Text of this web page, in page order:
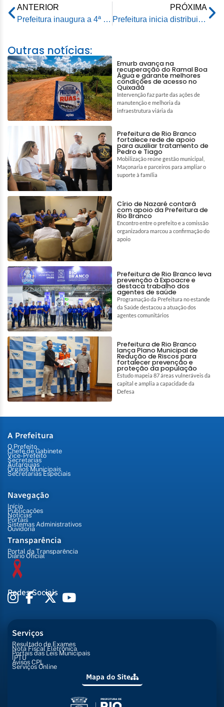
ANTERIOR
Prefeitura inaugura a 4ª célula de aterro sanitário na Unidade de Tratamento de Resíduos Sólidos
PRÓXIMA
Prefeitura inicia distribuição gratuita do fardamento escolar aos alunos da rede municipal
Outras notícias:
Emurb avança na
recuperação do Ramal Boa
Água e garante melhores
condições de acesso no
Quixadá
Intervenção faz parte das ações de
manutenção e melhoria da
infraestrutura viária da
Prefeitura de Rio Branco
fortalece rede de apoio
para auxiliar tratamento de
Pedro e Tiago
Mobilização reúne gestão municipal,
Maçonaria e parceiros para ampliar o
suporte à família
Círio de Nazaré contará
com apoio da Prefeitura de
Rio Branco
Encontro entre o prefeito e a comissão
organizadora marcou a confirmação do
apoio
Prefeitura de Rio Branco leva
prevenção à Expoacre e
destaca trabalho dos
agentes de saúde
Programação da Prefeitura no estande
da Saúde destacou a atuação dos
agentes comunitários
Prefeitura de Rio Branco
lança Plano Municipal de
Redução de Riscos para
fortalecer prevenção e
proteção da população
Estudo mapeia 87 áreas vulneráveis da
capital e amplia a capacidade da
Defesa
A Prefeitura
O Prefeito
Chefe de Gabinete
Vice-Prefeito
Secretarias
Autarquias
Órgãos Municipais
Secretarias Especiais
Navegação
Início
Publicações
Notícias
Portais
Sistemas Administrativos
Ouvidoria
Transparência
Portal da Transparência
Diário Oficial
Redes Sociais
Serviços
Resultado de Exames
Nota Fiscal Eletrônica
Portais das Leis Municipais
IPTU
Avisos CPL
Serviços Online
Mapa do Site